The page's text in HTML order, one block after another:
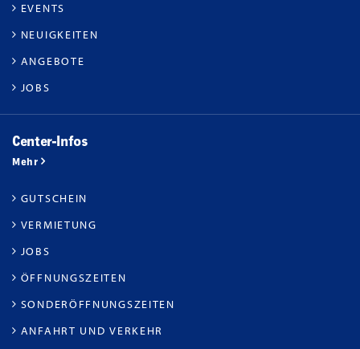
EVENTS
NEUIGKEITEN
ANGEBOTE
JOBS
Center-Infos
Mehr
GUTSCHEIN
VERMIETUNG
JOBS
ÖFFNUNGSZEITEN
SONDERÖFFNUNGSZEITEN
ANFAHRT UND VERKEHR